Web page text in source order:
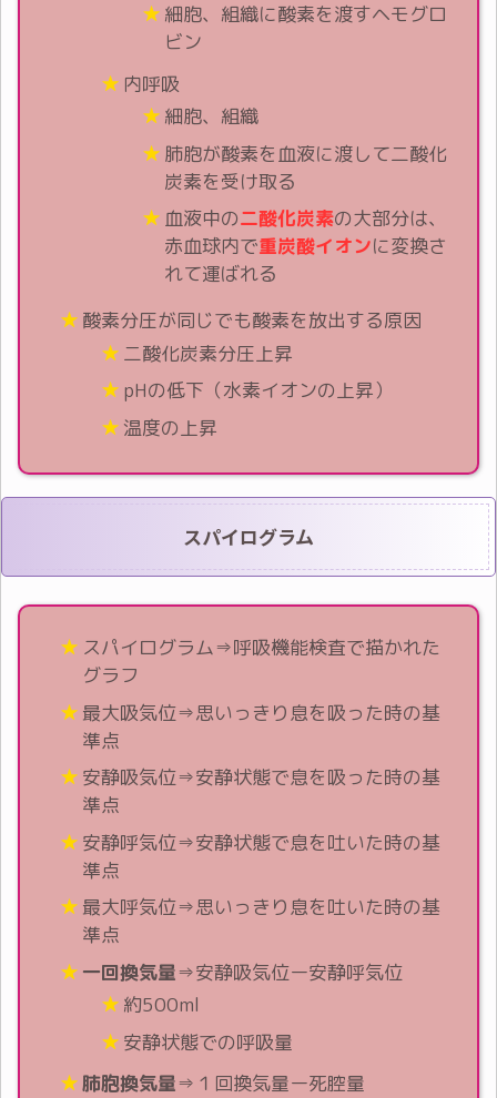
細胞、組織に酸素を渡すヘモグロ
ビン
内呼吸
細胞、組織
肺胞が酸素を血液に渡して二酸化
炭素を受け取る
血液中の二酸化炭素の大部分は、
赤血球内で重炭酸イオンに変換さ
れて運ばれる
酸素分圧が同じでも酸素を放出する原因
二酸化炭素分圧上昇
pHの低下（水素イオンの上昇）
温度の上昇
スパイログラム
スパイログラム⇒呼吸機能検査で描かれた
グラフ
最大吸気位⇒思いっきり息を吸った時の基
準点
安静吸気位⇒安静状態で息を吸った時の基
準点
安静呼気位⇒安静状態で息を吐いた時の基
準点
最大呼気位⇒思いっきり息を吐いた時の基
準点
一回換気量⇒安静吸気位ー安静呼気位
約500ml
安静状態での呼吸量
肺胞換気量⇒１回換気量ー死腔量